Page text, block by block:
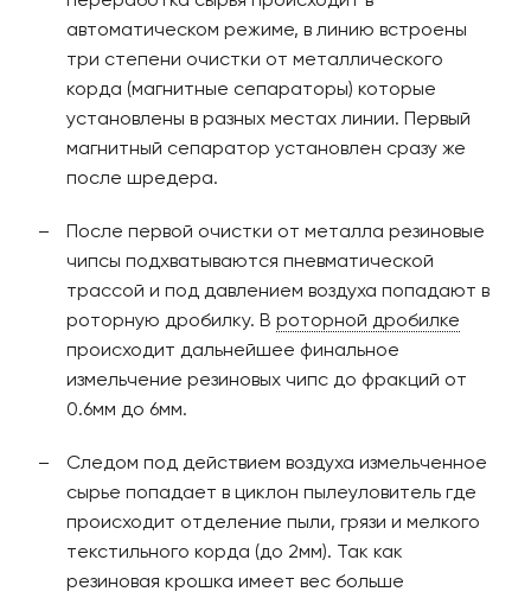
автоматическом режиме, в линию встроены
три степени очистки от металлического
корда (магнитные сепараторы) которые
установлены в разных местах линии. Первый
магнитный сепаратор установлен сразу же
после шредера.
После первой очистки от металла резиновые
чипсы подхватываются пневматической
трассой и под давлением воздуха попадают в
роторную дробилку. В роторной дробилке
происходит дальнейшее финальное
измельчение резиновых чипс до фракций от
0.6мм до 6мм.
Следом под действием воздуха измельченное
сырье попадает в циклон пылеуловитель где
происходит отделение пыли, грязи и мелкого
текстильного корда (до 2мм). Так как
резиновая крошка имеет вес больше